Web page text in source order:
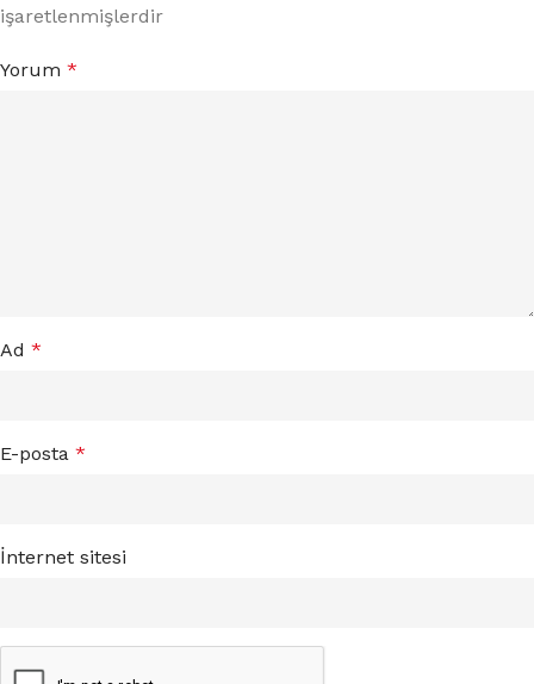
işaretlenmişlerdir
Yorum *
Ad *
E-posta *
İnternet sitesi